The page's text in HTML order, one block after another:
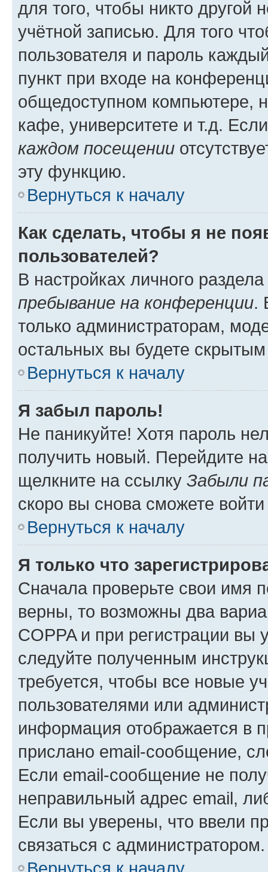
для того, чтобы никто другой
учётной записью. Для того
пользователя и пароль
пункт при входе на
общедоступном компьютере,
кафе, университете и т.д.
каждом посещении
эту функцию.
Вернуться к началу
Как сделать, чтобы я не
пользователей?
В настройках личного
пребывание на конференции.
только администраторам,
остальных вы будете
Вернуться к началу
Я забыл пароль!
Не паникуйте! Хотя пароль
получить новый. Перейдите
щелкните на ссылку Забыли
скоро вы снова сможете
Вернуться к началу
Я только что
Сначала проверьте свои имя
верны, то возможны два
COPPA и при регистрации вы
следуйте полученным
требуется, чтобы все новые
пользователями или
информация отображается в
прислано email-сообщение,
Если email-сообщение не
неправильный адрес email,
Если вы уверены, что ввели
связаться с администратором.
Вернуться к началу